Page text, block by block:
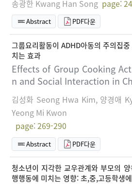
송광한 Kwang Han Song page:
Abstract PDF다운
그룹요리활동이 ADHD아동의 주의집
치는 효과
Effects of Group Cooking
n and Social Interaction in
김성화 Seong Hwa Kim, 양경애
Yeong Mi Kwon
page: 269-290
Abstract PDF다운
청소년이 지각한 교우관계와 부모의
행행동에 미치는 영향: 초,중,고등학생